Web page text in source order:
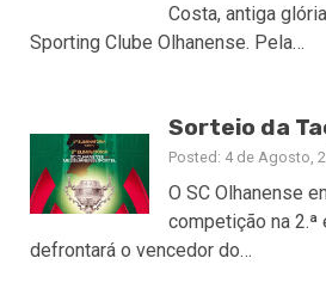
Costa, antiga
Sporting Clube Olhanense. Pela…
Sorteio da
Posted: 4 de Agosto,
O SC Olhanense
competição na 2.ª
defrontará o vencedor do…